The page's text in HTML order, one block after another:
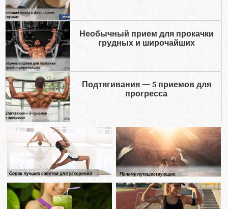
Необычный прием для прокачки
грудных и широчайших
Подтягивания — 5 приемов для
прогресса